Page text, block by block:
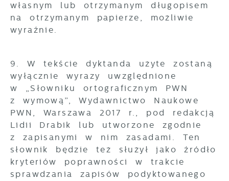
własnym lub otrzymanym długopisem
na otrzymanym papierze, możliwie
wyraźnie.
9. W tekście dyktanda użyte zostaną
wyłącznie wyrazy uwzględnione
w „Słowniku ortograficznym PWN
z wymową”, Wydawnictwo Naukowe
PWN, Warszawa 2017 r., pod redakcją
Lidii Drabik lub utworzone zgodnie
z zapisanymi w nim zasadami. Ten
słownik będzie też służył jako źródło
kryteriów poprawności w trakcie
sprawdzania zapisów podyktowanego